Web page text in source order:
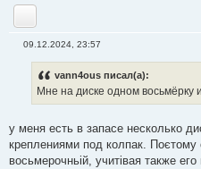
YouTube
и
#
3
09.12.2024, 23:57
vann4ous писал(а):
Мне на диске одном восьмёрку
у меня есть в запасе несколько
креплениями под колпак.
восьмерочньій, учитівая также